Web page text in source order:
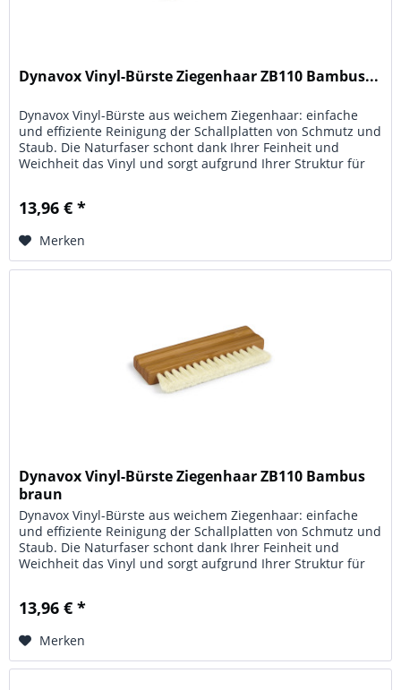
Dynavox Vinyl-Bürste Ziegenhaar ZB110 Bambus...
Dynavox Vinyl-Bürste aus weichem Ziegenhaar: einfache
und effiziente Reinigung der Schallplatten von Schmutz und
Staub. Die Naturfaser schont dank Ihrer Feinheit und
Weichheit das Vinyl und sorgt aufgrund Ihrer Struktur für
13,96 € *
Merken
Dynavox Vinyl-Bürste Ziegenhaar ZB110 Bambus
braun
Dynavox Vinyl-Bürste aus weichem Ziegenhaar: einfache
und effiziente Reinigung der Schallplatten von Schmutz und
Staub. Die Naturfaser schont dank Ihrer Feinheit und
Weichheit das Vinyl und sorgt aufgrund Ihrer Struktur für
13,96 € *
Merken